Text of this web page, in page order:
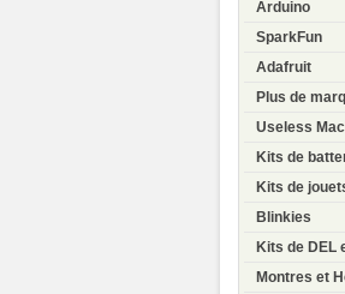
Arduino
SparkFun
Adafruit
Plus de
Useless
Kits de
Kits de
Blinkies
Kits de DEL
Montres et